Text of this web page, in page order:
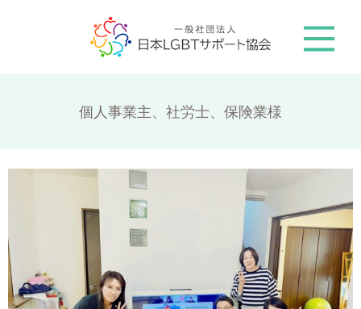
個人事業主、社労士、保険業様